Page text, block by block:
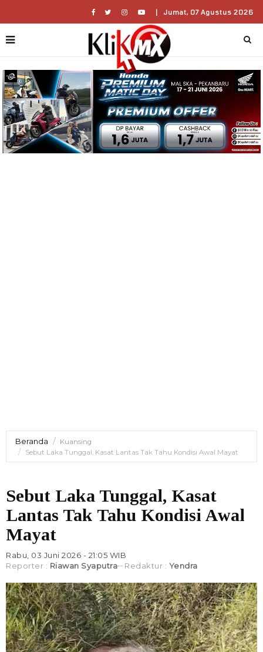
| Jumat, 07 Agustus 2026
Beranda
Kuansing
Sebut Laka Tunggal, Kasat Lantas Tak Tahu Kondisi Awal Mayat
Sebut Laka Tunggal, Kasat
Lantas Tak Tahu Kondisi Awal
Mayat
Rabu, 03 Juni 2026 - 21:05 WIB
Reporter : Riawan Syaputra Redaktur : Yendra